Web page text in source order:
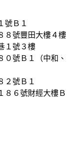
號Ｂ１
８號豐田大樓４樓
１號３樓
０號Ｂ１（中和、
２號Ｂ１
８６號財經大樓Ｂ